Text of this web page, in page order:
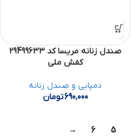
صندل زنانه مریسا کد 29499633
کفش ملی
دمپایی و صندل زنانه
690,000تومان
5
6
→